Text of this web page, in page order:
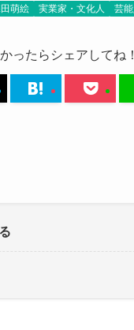
萌絵 実業家・文化人 芸
ったらシェアしてね！